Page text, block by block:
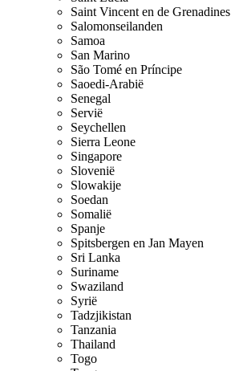
Saint Vincent en de Grenadines
Salomonseilanden
Samoa
San Marino
São Tomé en Príncipe
Saoedi-Arabië
Senegal
Servië
Seychellen
Sierra Leone
Singapore
Slovenië
Slowakije
Soedan
Somalië
Spanje
Spitsbergen en Jan Mayen
Sri Lanka
Suriname
Swaziland
Syrië
Tadzjikistan
Tanzania
Thailand
Togo